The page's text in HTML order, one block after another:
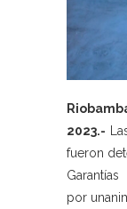
2023.-
fueron
por